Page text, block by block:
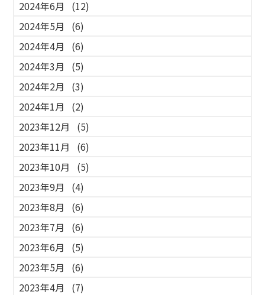
2024年6月
(12)
2024年5月
(6)
2024年4月
(6)
2024年3月
(5)
2024年2月
(3)
2024年1月
(2)
2023年12月
(5)
2023年11月
(6)
2023年10月
(5)
2023年9月
(4)
2023年8月
(6)
2023年7月
(6)
2023年6月
(5)
2023年5月
(6)
2023年4月
(7)